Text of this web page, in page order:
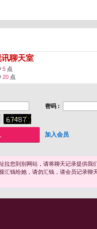
聊天室
5 点
20 点
密码 :
加入会员
拉您到别网站，请将聊天记录提供我
汇钱给她，请勿汇钱，请会员记录